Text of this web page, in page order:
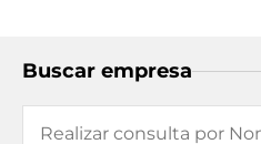
Buscar empresa